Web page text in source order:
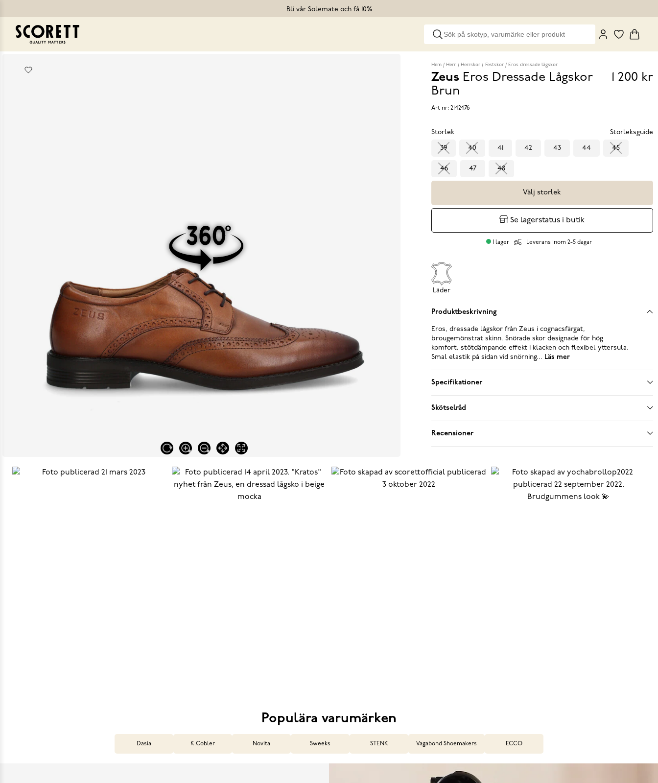
Bli vår Solemate och få 10%
Hem Herr Herrskor Festskor Eros dressade lågskor
Zeus Eros Dressade Lågskor
Brun
Pris
1 200 kr
Art nr: 2142476
Storlek Storleksguide
39 40 41 42 43 44 45
46 47 48
Välj storlek
Se lagerstatus i butik
I lager Leverans inom 2-5 dagar
Läder
Produktbeskrivning
Eros, dressade lågskor från Zeus i cognacsfärgat,
brougemönstrat skinn. Snörade skor designade för hög
komfort, stötdämpande effekt i klacken och flexibel yttersula.
Smal elastik på sidan vid snörning... Läs mer
Specifikationer
Skötselråd
Recensioner
Populära varumärken
Dasia K.Cobler Novita Sweeks STENK Vagabond Shoemakers ECCO